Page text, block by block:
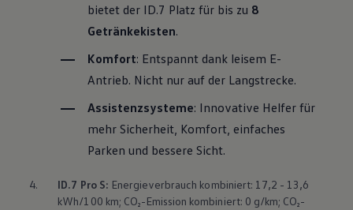
bietet der ID.7 Platz für bis zu 8
Getränkekisten.
Komfort: Entspannt dank leisem E-
Antrieb. Nicht nur auf der Langstrecke.
Assistenzsysteme: Innovative Helfer für
mehr Sicherheit, Komfort, einfaches
Parken und bessere Sicht.
4. ID.7 Pro S: Energieverbrauch kombiniert: 17,2 - 13,6
kWh/100 km; CO₂-Emission kombiniert: 0 g/km; CO₂-